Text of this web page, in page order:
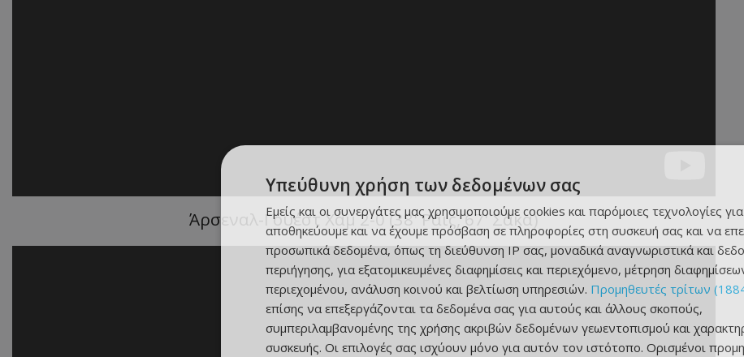
Άρσεναλ-Γουέστ Χαμ 2-0 (38' Ράις, 67' Σάκα)
Υπεύθυνη χρήση των δεδομένων σας
Εμείς και οι συνεργάτες μας χρησιμοποιούμε cookies και παρόμοιες τεχνολογίες
αποθηκεύουμε και να έχουμε πρόσβαση σε πληροφορίες στη συσκευή σας και να
προσωπικά δεδομένα, όπως τη διεύθυνση IP σας, μοναδικά αναγνωριστικά και
περιήγησης, για εξατομικευμένες διαφημίσεις και περιεχόμενο, μέτρηση
περιεχομένου, ανάλυση κοινού και βελτίωση υπηρεσιών. Προμηθευτές τρίτων
επίσης να επεξεργάζονται τα δεδομένα σας για αυτούς και άλλους σκοπούς,
συμπεριλαμβανομένης της χρήσης ακριβών δεδομένων γεωεντοπισμού και
συσκευής. Οι επιλογές σας ισχύουν μόνο για αυτόν τον ιστότοπο. Ορισμένοι